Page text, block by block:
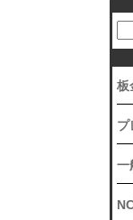
板
プ
一